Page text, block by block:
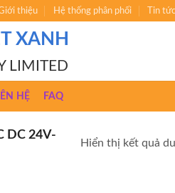
thiệu Hệ thống phân phối Tin tức
XANH
LIMITED
HỆ FAQ
DC 24V-
Hiển thị kết quả